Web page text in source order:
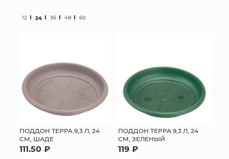
ИСКУССТВЕННЫЕ ЦВЕТЫ
ПАКЕТЫ И СУМКИ
ТОРГОВЫЙ ЦЕНТР
12 24 36 48 60
ПОДДОН ТЕРРА 9,3 Л, 24
СМ, ШАДЕ
111.50 ₽
ПОДДОН ТЕРРА 9,3 Л, 24
СМ, ЗЕЛЕНЫЙ
119 ₽